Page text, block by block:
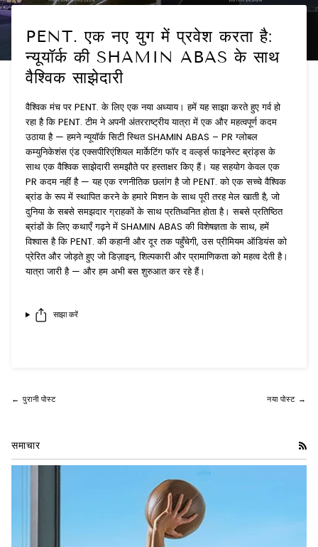
PENT. एक नए युग में प्रवेश करता है:
न्यूयॉर्क की SHAMIN ABAS के साथ
वैश्विक साझेदारी
वैश्विक मंच पर PENT. के लिए एक नया अध्याय। हमें यह साझा करते हुए गर्व हो
रहा है कि PENT. टीम ने अपनी अंतरराष्ट्रीय यात्रा में एक और महत्वपूर्ण कदम
उठाया है — हमने न्यूयॉर्क सिटी स्थित SHAMIN ABAS – PR ग्लोबल
कम्युनिकेशंस एंड एक्सपीरिएंशियल मार्केटिंग फॉर द वर्ल्ड्स फाइनेस्ट ब्रांड्स के
साथ एक वैश्विक साझेदारी समझौते पर हस्ताक्षर किए हैं। यह सहयोग केवल एक
PR कदम नहीं है — यह एक रणनीतिक छलांग है जो PENT. को एक सच्चे वैश्विक
ब्रांड के रूप में स्थापित करने के हमारे मिशन के साथ पूरी तरह मेल खाती है, जो
दुनिया के सबसे समझदार ग्राहकों के साथ प्रतिध्वनित होता है। सबसे प्रतिष्ठित
ब्रांडों के लिए कथाएँ गढ़ने में SHAMIN ABAS की विशेषज्ञता के साथ, हमें
विश्वास है कि PENT. की कहानी और दूर तक पहुँचेगी, उस प्रीमियम ऑडियंस को
प्रेरित और जोड़ते हुए जो डिज़ाइन, शिल्पकारी और प्रामाणिकता को महत्व देती है।
यात्रा जारी है — और हम अभी बस शुरुआत कर रहे हैं।
साझा करें
← पुरानी पोस्ट नया पोस्ट →
समाचार